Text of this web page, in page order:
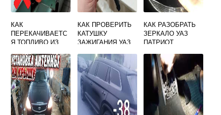
КАК
ПЕРЕКАЧИВАЕТС
Я ТОПЛИВО ИЗ
Е60
КАК ПРОВЕРИТЬ
КАТУШКУ
ЗАЖИГАНИЯ УАЗ
ДВИГАТЕЛЬ ЕВРО
4
КАК РАЗОБРАТЬ
ЗЕРКАЛО УАЗ
ПАТРИОТ